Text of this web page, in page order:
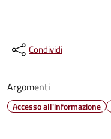
Condividi
Argomenti
Accesso all'informazione